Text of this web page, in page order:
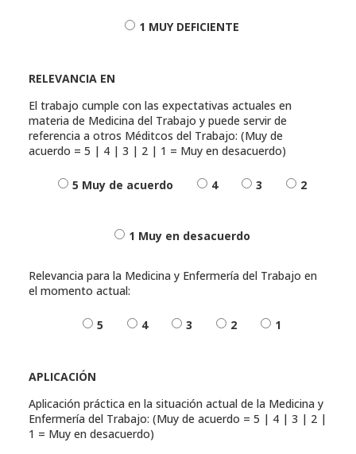
1 MUY DEFICIENTE
RELEVANCIA EN
El trabajo cumple con las expectativas actuales en
materia de Medicina del Trabajo y puede servir de
referencia a otros Méditcos del Trabajo: (Muy de
acuerdo = 5 | 4 | 3 | 2 | 1 = Muy en desacuerdo)
5 Muy de acuerdo 4 3 2
1 Muy en desacuerdo
Relevancia para la Medicina y Enfermería del Trabajo en
el momento actual:
5 4 3 2 1
APLICACIÓN
Aplicación práctica en la situación actual de la Medicina y
Enfermería del Trabajo: (Muy de acuerdo = 5 | 4 | 3 | 2 |
1 = Muy en desacuerdo)